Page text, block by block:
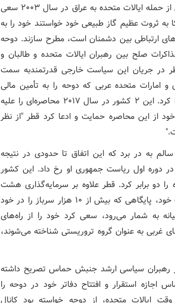
خاندان سلطنتی حاکم در قطر از زمان هرج و مرج منطقه‌ای ناشی از حمله ایالات متحده به عراق در سال ۲۰۰۳ سعی
به ثروت عظیم گاز طبیعی خود خواستند خود را به
ارتباطی بین دشمنان است، مطرح سازند. دوحه
صلح بین رهبران ایالات متحده و طالبان و
در جریان این سیاست خارجی قدرتمندبه سمت
و امارات متحده عربی که دوحه را به تأمین مالی
تروریسم و نزدیکی بیش از حد به ایران متهم می‌کردند سوق پیدا کرد. این ۲ کشور در سال ۲۰۱۷ محاصره‌ای را علیه
از این محاصره حمایت و ادعا کرد قطر "از نظر
که در ژانویه ۲۰۲۱ لغو شد جان سالم به در برد که این اتفاق تا حدودی در نتیجه
دوره اول ریاست جمهوری او رخ داد. این کشور
دو برابر کرد. قطر علاوه بر سرمایه‌گذاری هشت
میلیارد دلاری برای ارتقاء پایگاه هوایی العدید در خارج از پایتخت خود، پایگاهی که بیش از ۱۰ هزار سرباز را در خود
به شمار می‌رود، سعی کرد خود را از راه‌های
غربی به عنوان گروه تروریستی شناخته می‌شوند،
گاردین در ادامه با اشاره به میزبانی قطر از سال ۲۰۱۲ از رهبران سیاسی ارشد جنبش حماس تصریح داشته
استقرار و افتتاح دفاتر خود در دوحه را
ایالات متحده، از دوحه خواسته بود کانال